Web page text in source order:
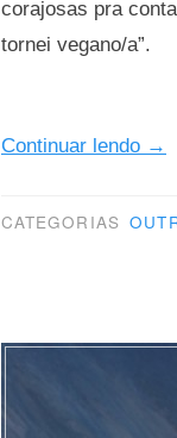
corajosas pra
tornei vegano/a”.
Continuar lendo
tem
→
CATEGORIAS